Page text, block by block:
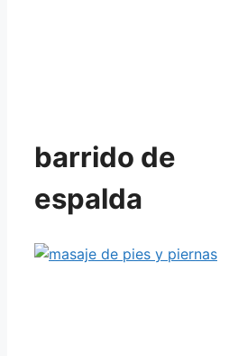
barrido de
espalda